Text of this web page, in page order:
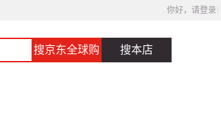
你好，请登录
搜京东全球购 搜本店